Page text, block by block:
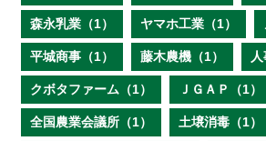
森永乳業（1） ヤマホ工業（1）
平城商事（1） 藤木農機（1）
クボタファーム（1） ＪＧＡＰ（1）
全国農業会議所（1） 土壌消毒（1）